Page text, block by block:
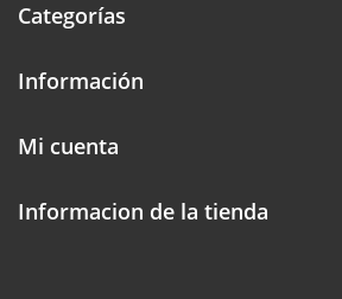
Categorías
Información
Mi cuenta
Informacion de la tienda